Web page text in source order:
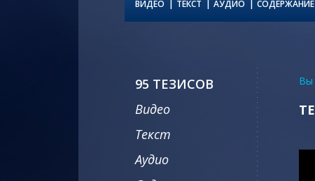
ВИДЕО ТЕКСТ АУДИО СОДЕРЖАНИЕ
95 ТЕЗИСОВ
Видео
Текст
Аудио
Вы